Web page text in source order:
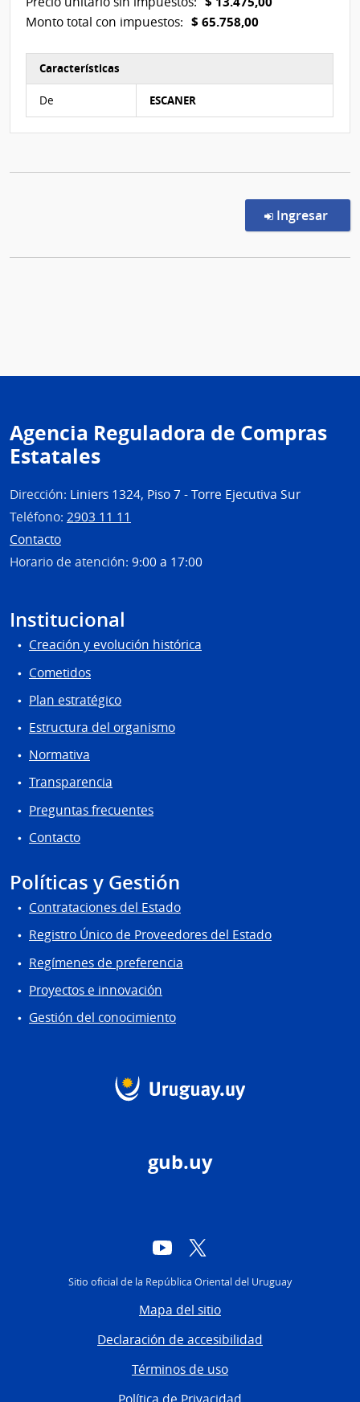
Monto total con impuestos: $ 65.758,00
Características
De ESCANER
Ingresar
Agencia Reguladora de Compras
Estatales
Dirección: Liniers 1324, Piso 7 - Torre Ejecutiva Sur
Teléfono: 2903 11 11
Contacto
Horario de atención: 9:00 a 17:00
Institucional
Creación y evolución histórica
Cometidos
Plan estratégico
Estructura del organismo
Normativa
Transparencia
Preguntas frecuentes
Contacto
Políticas y Gestión
Contrataciones del Estado
Registro Único de Proveedores del Estado
Regímenes de preferencia
Proyectos e innovación
Gestión del conocimiento
gub.uy
YouTube
Sitio oficial de la República Oriental del Uruguay
Mapa del sitio
Declaración de accesibilidad
Términos de uso